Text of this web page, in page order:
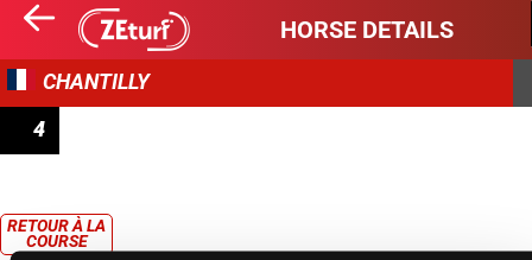
HORSE DETAILS
CHANTILLY
4
RETOUR À LA
COURSE